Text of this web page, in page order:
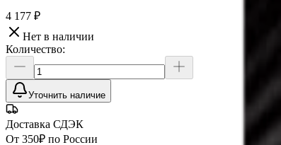
4 177 ₽
Нет в наличии
Количество:
Уточнить наличие
Доставка СДЭК
От 350₽ по России